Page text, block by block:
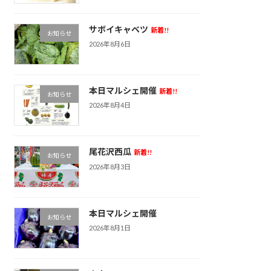
お知らせ サボイキャベツ 新着!!
2026年8月6日
お知らせ 本日マルシェ開催 新着!!
2026年8月4日
お知らせ 尾花沢西瓜 新着!!
2026年8月3日
お知らせ 本日マルシェ開催
2026年8月1日